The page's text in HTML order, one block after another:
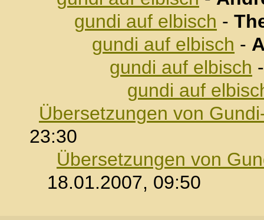
gundi auf elbisch -
gundi auf elbisch -
gundi auf elbisch
gundi auf
Übersetzungen von
23:30
Übersetzungen von
18.01.2007, 09:50